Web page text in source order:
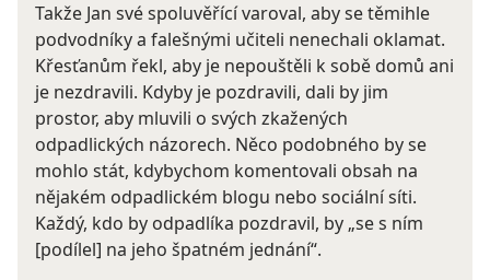
Takže Jan své spoluvěřící varoval, aby se těmihle
podvodníky a falešnými učiteli nenechali oklamat.
Křesťanům řekl, aby je nepouštěli k sobě domů ani
je nezdravili. Kdyby je pozdravili, dali by jim
prostor, aby mluvili o svých zkažených
odpadlických názorech. Něco podobného by se
mohlo stát, kdybychom komentovali obsah na
nějakém odpadlickém blogu nebo sociální síti.
Každý, kdo by odpadlíka pozdravil, by „se s ním
[podílel] na jeho špatném jednání“.